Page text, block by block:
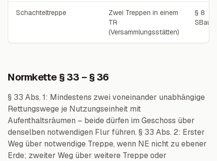
Schachteltreppe
Zwei Treppen in einem
TR
(Versammlungsstätten)
§ 8
Normkette § 33 – § 36
§ 33 Abs. 1: Mindestens zwei voneinander unabhängige
Rettungswege je Nutzungseinheit mit
Aufenthaltsräumen – beide dürfen im Geschoss über
denselben notwendigen Flur führen. § 33 Abs. 2: Erster
Weg über notwendige Treppe, wenn NE nicht zu ebener
Erde; zweiter Weg über weitere Treppe oder